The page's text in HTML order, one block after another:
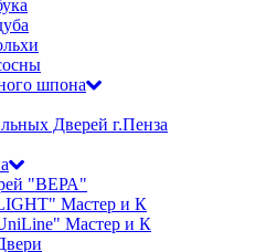
шпона
Дверей г.Пенза
"ВЕРА"
Мастер и К
Мастер и К